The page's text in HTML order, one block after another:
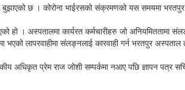
छ । कोरोना भाईरसको संक्रमणको यस समयमा भरतपुर
हो । अस्पतालमा कार्यरत कर्मचारीहरु जो अनियमिततामा
लापरवाहीमा संलङ्नलाई कारवाही गर्न भरतपुर अस्पताल
अधिकृत प्रेम राज जोशी सम्पर्कमा नआए पछि ज्ञापन पत्र